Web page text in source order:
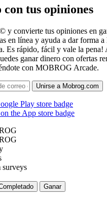
tus opiniones
y convierte tus opiniones en
en línea y ayuda a dar forma
Es rápido, fácil y vale la pena!
ganar dinero con ofertas
con MOBROG Arcade.
Unirse a Mobrog.com
Ganar